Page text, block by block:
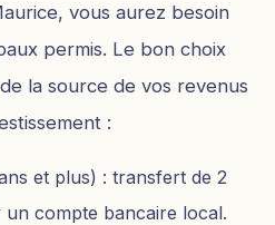
vous aurez besoin
permis. Le bon choix
la source de vos revenus
:
et plus) : transfert de 2
compte bancaire local.